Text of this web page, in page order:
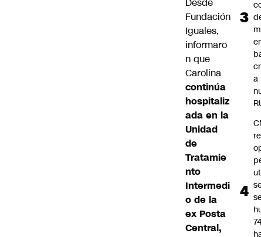
Fundación
Iguales,
informaro
n que
Carolina
continúa
hospitaliz
ada en la
Unidad
de
Tratamie
nto
Intermedi
o de la
ex Posta
Central,
a